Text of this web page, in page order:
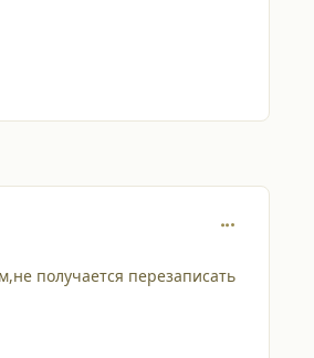
получается перезаписать